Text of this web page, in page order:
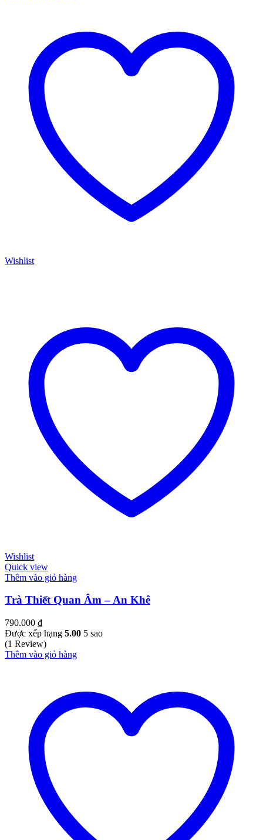
Wishlist
Wishlist
Quick view
Thêm vào giỏ hàng
Trà Thiết Quan Âm – An Khê
790.000 ₫
Được xếp hạng 5.00 5 sao
(1 Review)
Thêm vào giỏ hàng